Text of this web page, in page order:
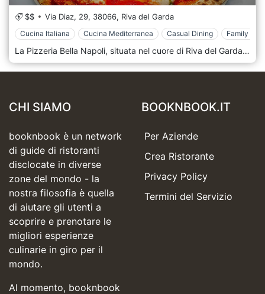
$$ Via Diaz, 29, 38066, Riva del Garda
Cucina Italiana Cucina Mediterranea Casual Dining Family
La Pizzeria Bella Napoli, situata nel cuore di Riva del Garda, in Italia, offre un delizioso viaggio culinario attraverso i sapori della tradizionale pizza italiana. Rinomato per le sue ricette autentiche e gli ingredienti freschi di provenienza locale, Bella Napoli è un faro per la gente del posto e i turisti che cercano la quintessenza della cucina italiana. Con un'atmosfera accogliente e invitante, questa pizzeria offre l'ambiente perfetto per una cena romantica, una riunione di famiglia o un pasto informale con gli amici. Il menu della Pizzeria Bella Napoli presenta un'ampia varietà di pizze, dalla classica Margherita alle creazioni innovative che soddisfano i palati dei commensali moderni. Ogni pizza è sapientemente cotta nel forno a legna, conferendole un sapore e una consistenza distintivi che sono diventati il segno distintivo di Bella Napoli. Oltre alle pizze, il ristorante offre anche una selezione di antipasti, insalate e dessert, tutti preparati con la stessa attenzione alla qualità e al sapore. Lo staff della Pizzeria Bella Napoli è noto per la sua calorosa ospitalità. Garantiscono che ogni ospite si senta accolto e apprezzato. La loro conoscenza del menu e dei vini può guidare i commensali attraverso un'esperienza culinaria migliorata, fornendo consigli perfetti che completano il pasto.
CHI SIAMO
booknbook è un network
di guide di ristoranti
disclocate in diverse
zone del mondo - la
nostra filosofia è quella
di aiutare gli utenti a
scoprire e prenotare le
migliori esperienze
culinarie in giro per il
mondo.
Al momento, booknbook
BOOKNBOOK.IT
Per Aziende
Crea Ristorante
Privacy Policy
Termini del Servizio